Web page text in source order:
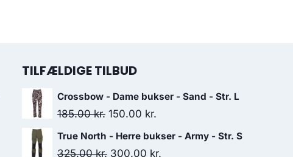
TILFÆLDIGE TILBUD
Crossbow - Dame bukser - Sand - Str. L
185.00kr. Original
price
was:
150.00 kr.
price
is:
True North - Herre bukser - Army - Str. S
325.00kr. Original
300.00 kr.